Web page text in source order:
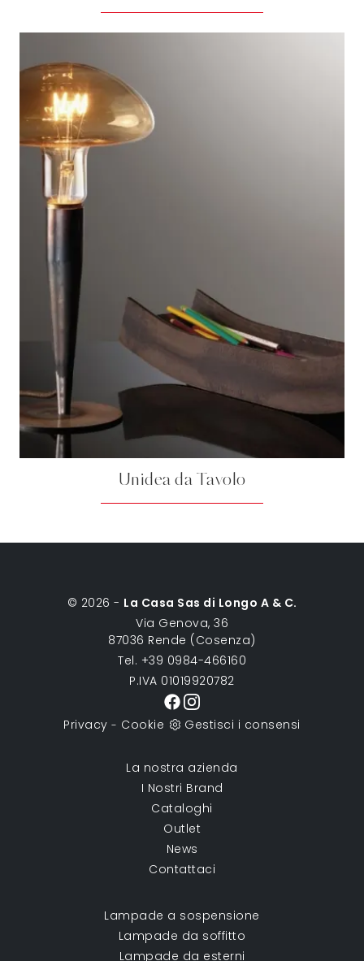
Unidea da Tavolo
© 2026 - La Casa Sas di Longo A & C.
Via Genova, 36
87036 Rende (Cosenza)
Tel. +39 0984-466160
P.IVA 01019920782
Privacy - Cookie Gestisci i consensi
La nostra azienda
I Nostri Brand
Cataloghi
Outlet
News
Contattaci
Lampade a sospensione
Lampade da soffitto
Lampade da esterni